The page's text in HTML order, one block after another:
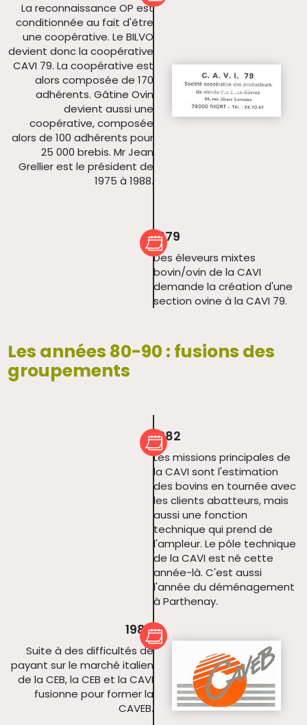
La reconnaissance OP est
conditionnée au fait d'être
une coopérative. Le BILVO
devient donc la coopérative
CAVI 79. La coopérative est
alors composée de 170
adhérents. Gâtine Ovin
devient aussi une
coopérative, composée
alors de 100 adhérents pour
25 000 brebis. Mr Jean
Grellier est le président de
1975 à 1988.
1979
Des éleveurs mixtes
bovin/ovin de la CAVI
demande la création d'une
section ovine à la CAVI 79.
Les années 80-90 : fusions des
groupements
1982
Les missions principales de
la CAVI sont l'estimation
des bovins en tournée avec
les clients abatteurs, mais
aussi une fonction
technique qui prend de
l'ampleur. Le pôle technique
de la CAVI est né cette
année-là. C'est aussi
l'année du déménagement
à Parthenay.
1986
Suite à des difficultés de
payant sur le marché italien
de la CEB, la CEB et la CAVI
fusionne pour former la
CAVEB.